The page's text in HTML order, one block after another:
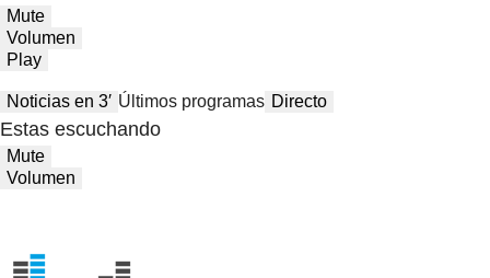
Mute
Volumen
Play
Noticias en 3′ Últimos programas Directo
Estas escuchando
Mute
Volumen